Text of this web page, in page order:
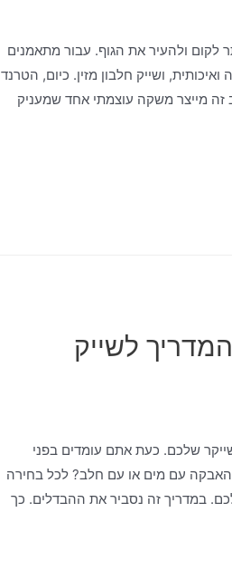
ולהעיר את הגוף. עבור מתאמנים
ושייק חלבון מזין. כיום, הטרנד
זה מייצר משקה עוצמתי אחד שמעניק
לשייק
שלכם. כעת אתם עומדים בפני
עם מים או עם חלב? לכל בחירה
במדריך זה נסביר את ההבדלים. כך